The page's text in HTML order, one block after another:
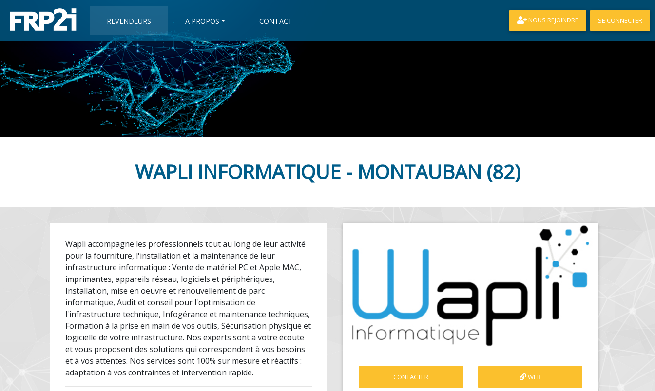
REVENDEURS A PROPOS CONTACT NOUS REJOINDRE SE CONNECTER
WAPLI INFORMATIQUE - MONTAUBAN (82)
Wapli accompagne les professionnels tout au long de leur activité
pour la fourniture, l'installation et la maintenance de leur
infrastructure informatique : Vente de matériel PC et Apple MAC,
imprimantes, appareils réseau, logiciels et périphériques,
Installation, mise en oeuvre et renouvellement de parc
informatique, Audit et conseil pour l'optimisation de
l'infrastructure technique, Infogérance et maintenance techniques,
Formation à la prise en main de vos outils, Sécurisation physique et
logicielle de votre infrastructure. Nos experts sont à votre écoute
et vous proposent des solutions qui correspondent à vos besoins
et à vos attentes. Nos services sont 100% sur mesure et réactifs :
adaptation à vos contraintes et intervention rapide.
CONTACTER WEB